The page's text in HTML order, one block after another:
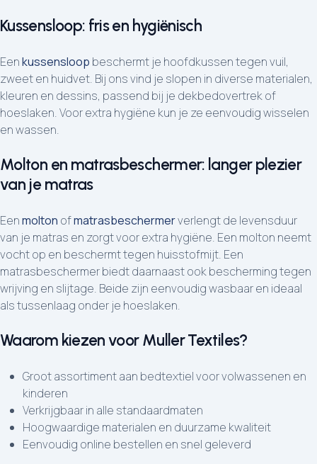
Kussensloop: fris en hygiënisch
Eenkussensloop beschermt je hoofdkussen tegen vuil,
zweet en huidvet. Bij ons vind je slopen in diverse materialen,
kleuren en dessins, passend bij je dekbedovertrek of
hoeslaken. Voor extra hygiëne kun je ze eenvoudig wisselen
en wassen.
Molton en matrasbeschermer: langer plezier
van je matras
Eenmolton ofmatrasbeschermerverlengt de levensduur
van je matras en zorgt voor extra hygiëne. Een molton neemt
vocht op en beschermt tegen huisstofmijt. Een
matrasbeschermer biedt daarnaast ook bescherming tegen
wrijving en slijtage. Beide zijn eenvoudig wasbaar en ideaal
als tussenlaag onder je hoeslaken.
Waarom kiezen voor Muller Textiles?
Groot assortiment aan bedtextiel voor volwassenen en
kinderen
Verkrijgbaar in alle standaardmaten
Hoogwaardige materialen en duurzame kwaliteit
Eenvoudig online bestellen en snel geleverd